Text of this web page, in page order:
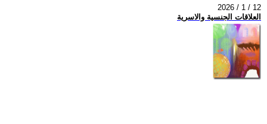
2026 / 1 / 12
العلاقات الجنسية والاسرية